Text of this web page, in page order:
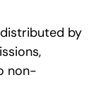
by
non-